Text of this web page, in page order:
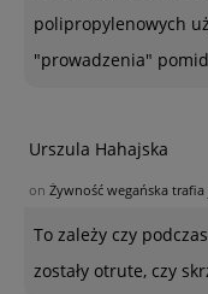
polipropylenowych
"prowadzenia"
Urszula Hahajska
on Żywność wegańska
To zależy czy
zostały otrute, czy